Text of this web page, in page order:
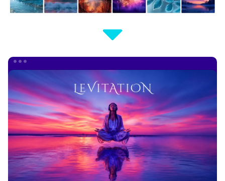
ALBUM
+
ÚJ
KÖNYV